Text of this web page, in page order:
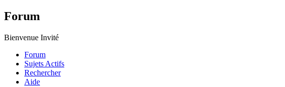
Forum
Bienvenue Invité
Forum
Sujets Actifs
Rechercher
Aide